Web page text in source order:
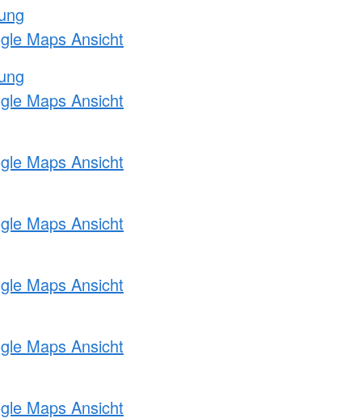
Maps Ansicht
Maps Ansicht
Maps Ansicht
Maps Ansicht
Maps Ansicht
Maps Ansicht
Maps Ansicht